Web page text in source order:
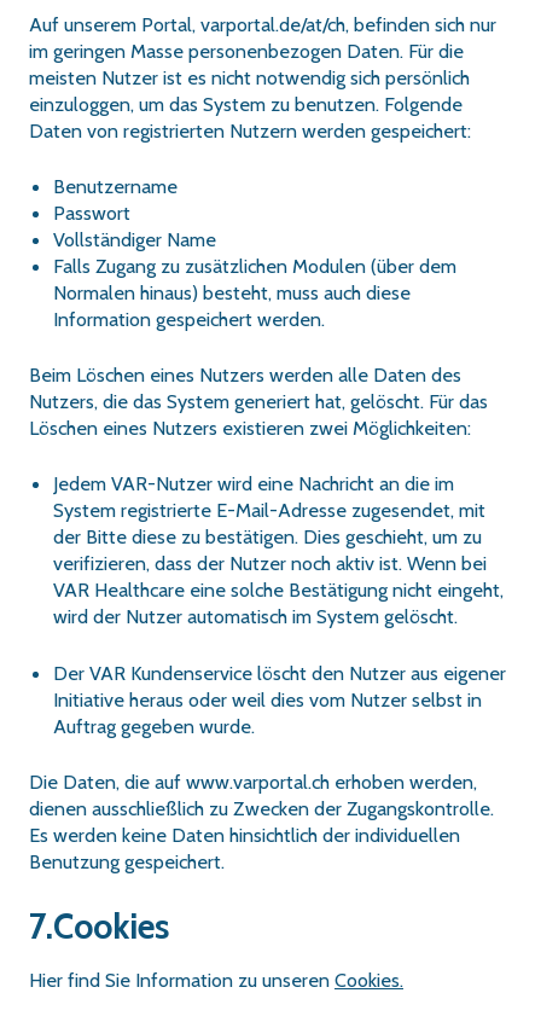
Auf unserem Portal, varportal.de/at/ch, befinden sich nur
im geringen Masse personenbezogen Daten. Für die
meisten Nutzer ist es nicht notwendig sich persönlich
einzuloggen, um das System zu benutzen. Folgende
Daten von registrierten Nutzern werden gespeichert:
Benutzername
Passwort
Vollständiger Name
Falls Zugang zu zusätzlichen Modulen (über dem
Normalen hinaus) besteht, muss auch diese
Information gespeichert werden.
Beim Löschen eines Nutzers werden alle Daten des
Nutzers, die das System generiert hat, gelöscht. Für das
Löschen eines Nutzers existieren zwei Möglichkeiten:
Jedem VAR-Nutzer wird eine Nachricht an die im
System registrierte E-Mail-Adresse zugesendet, mit
der Bitte diese zu bestätigen. Dies geschieht, um zu
verifizieren, dass der Nutzer noch aktiv ist. Wenn bei
VAR Healthcare eine solche Bestätigung nicht eingeht,
wird der Nutzer automatisch im System gelöscht.
Der VAR Kundenservice löscht den Nutzer aus eigener
Initiative heraus oder weil dies vom Nutzer selbst in
Auftrag gegeben wurde.
Die Daten, die auf www.varportal.ch erhoben werden,
dienen ausschließlich zu Zwecken der Zugangskontrolle.
Es werden keine Daten hinsichtlich der individuellen
Benutzung gespeichert.
7.Cookies
Hier find Sie Information zu unseren Cookies.